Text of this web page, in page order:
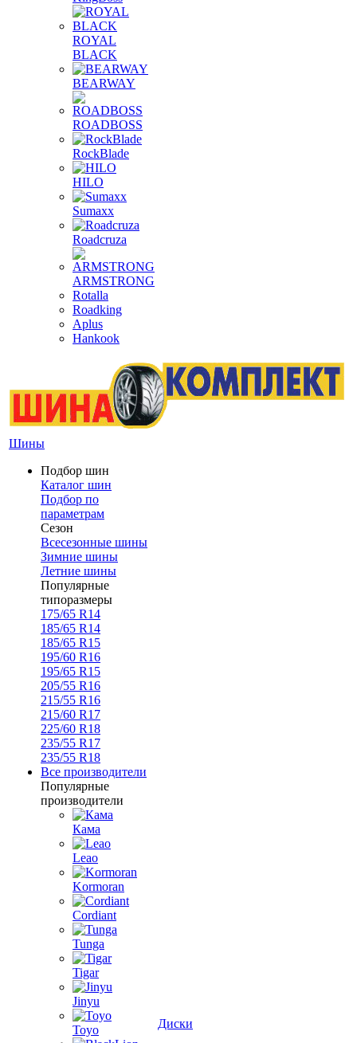
ROYAL
BLACK
BEARWAY
ROADBOSS
RockBlade
HILO
Sumaxx
Roadcruza
ARMSTRONG
Rotalla
Roadking
Aplus
Hankook
Шины
Подбор шин
Каталог шин
Подбор по
параметрам
Сезон
Всесезонные шины
Зимние шины
Летние шины
Популярные
типоразмеры
175/65 R14
185/65 R14
185/65 R15
195/60 R16
195/65 R15
205/55 R16
215/55 R16
215/60 R17
225/60 R18
235/55 R17
235/55 R18
Все производители
Популярные
производители
Кама
Leao
Kormoran
Cordiant
Tunga
Tigar
Jinyu
Toyo
Диски